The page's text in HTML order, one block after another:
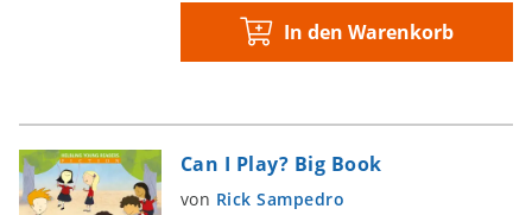
In den Warenkorb
Can I Play? Big Book
von Rick Sampedro